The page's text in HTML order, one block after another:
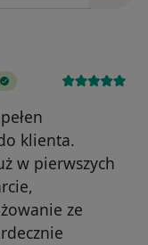
klienta.
w pierwszych
ze